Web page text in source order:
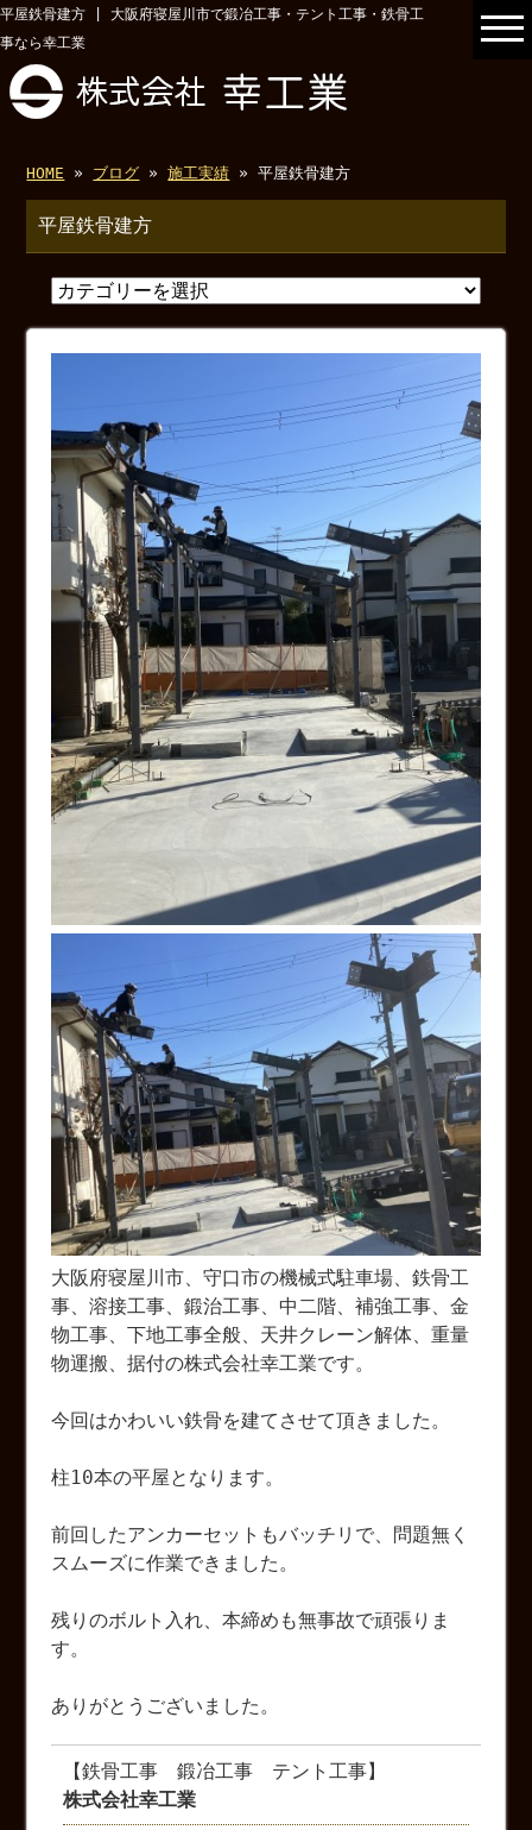
平屋鉄骨建方 | 大阪府寝屋川市で鍛冶工事・テント工事・鉄骨工
事なら幸工業
HOME » ブログ »施工実績 » 平屋鉄骨建方
平屋鉄骨建方
大阪府寝屋川市、守口市の機械式駐車場、鉄骨工
事、溶接工事、鍛治工事、中二階、補強工事、金
物工事、下地工事全般、天井クレーン解体、重量
物運搬、据付の株式会社幸工業です。
今回はかわいい鉄骨を建てさせて頂きました。
柱10本の平屋となります。
前回したアンカーセットもバッチリで、問題無く
スムーズに作業できました。
残りのボルト入れ、本締めも無事故で頑張りま
す。
ありがとうございました。
【鉄骨工事 鍛冶工事 テント工事】
株式会社幸工業